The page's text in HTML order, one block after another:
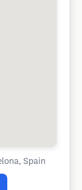
Spain